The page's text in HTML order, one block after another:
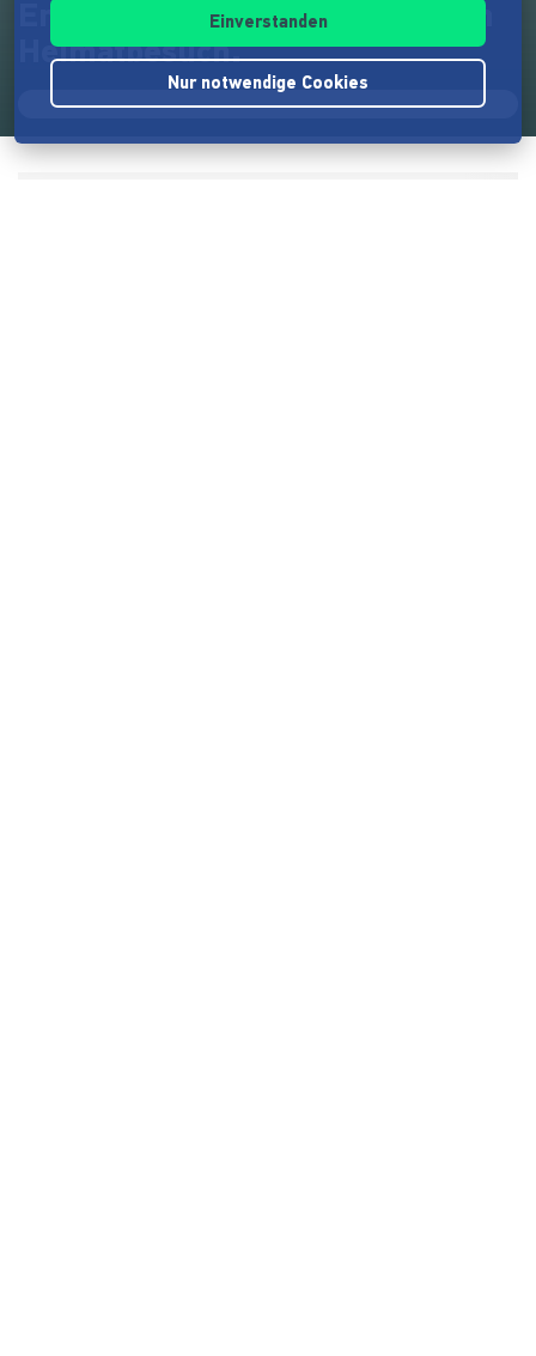
Endstation Krasnokamensk. Ein
Heimatbesuch.
Einverstanden
Nur notwendige Cookies